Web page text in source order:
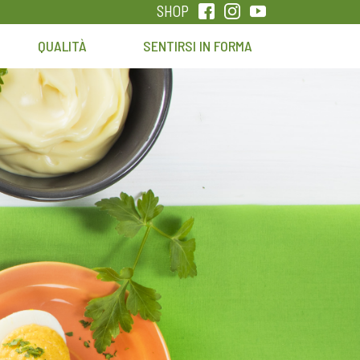
SHOP
QUALITÀ SENTIRSI IN FORMA